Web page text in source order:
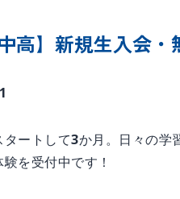
中高】新規生入会
タートして3か月。日々の
を受付中です！